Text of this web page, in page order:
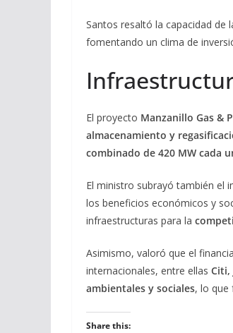
Santos resaltó la capacidad de
fomentando un clima de
El proyecto Manzanillo Gas &
almacenamiento y
combinado de 420 MW cada
El ministro subrayó también el
los beneficios económicos y
infraestructuras para la
Asimismo, valoró que el
internacionales, entre ellas Citi,
ambientales y sociales, lo que
Share this: